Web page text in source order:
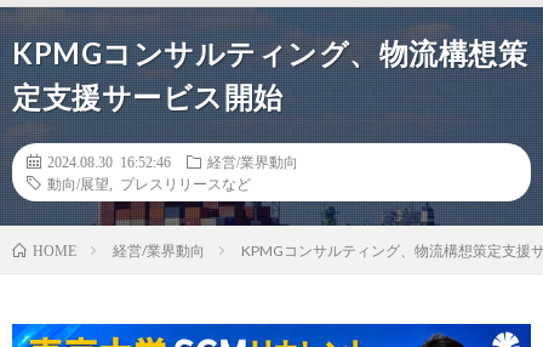
KPMGコンサルティング、物流構想策
定支援サービス開始
2024.08.30 16:52:46
経営/業界動向
動向/展望
プレスリリースなど
HOME 経営/業界動向 KPMGコンサルティング、物流構想策定支援